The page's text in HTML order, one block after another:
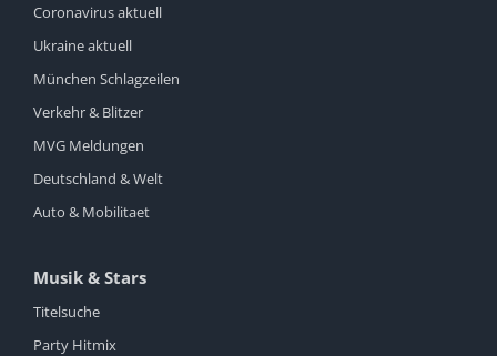
Coronavirus aktuell
Ukraine aktuell
München Schlagzeilen
Verkehr & Blitzer
MVG Meldungen
Deutschland & Welt
Auto & Mobilitaet
Musik & Stars
Titelsuche
Party Hitmix